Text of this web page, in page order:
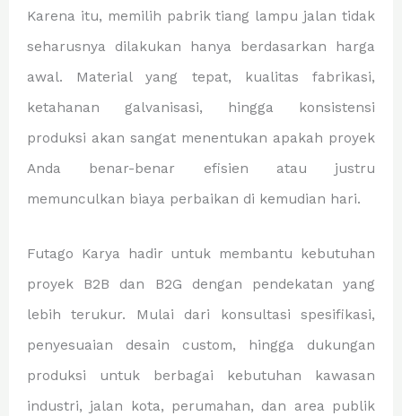
Karena itu, memilih pabrik tiang lampu jalan tidak
seharusnya dilakukan hanya berdasarkan harga
awal. Material yang tepat, kualitas fabrikasi,
ketahanan galvanisasi, hingga konsistensi
produksi akan sangat menentukan apakah proyek
Anda benar-benar efisien atau justru
memunculkan biaya perbaikan di kemudian hari.
Futago Karya hadir untuk membantu kebutuhan
proyek B2B dan B2G dengan pendekatan yang
lebih terukur. Mulai dari konsultasi spesifikasi,
penyesuaian desain custom, hingga dukungan
produksi untuk berbagai kebutuhan kawasan
industri, jalan kota, perumahan, dan area publik